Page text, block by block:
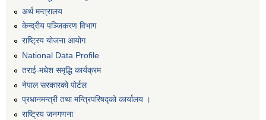
अर्थ मन्त्रालय
केन्द्रीय पञ्जिकरण विभाग
राष्ट्रिय योजना आयोग
National Data Profile
तराई-मधेश समृद्धि कार्यक्रम
नेपाल सरकारको पोर्टल
प्रधानमन्त्री तथा मन्त्रिपरिषद्को कार्यालय ।
राष्ट्रिय जनगणना